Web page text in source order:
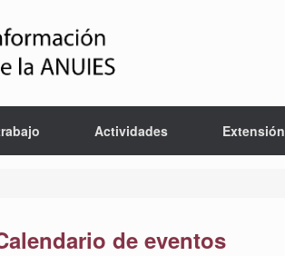
Actividades Extensión
de eventos